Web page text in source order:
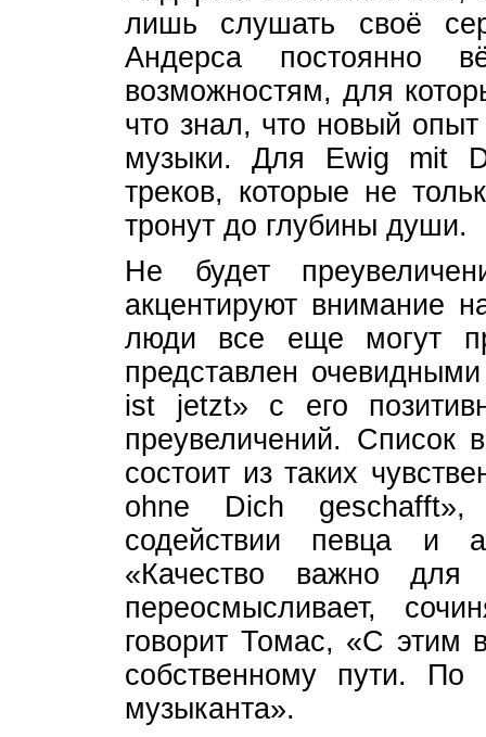
лишь слушать своё
Андерса
возможностям, для
что знал, что новый
музыки. Для Ewig mit
треков, которые не
тронут до глубины души.
Не будет
акцентируют внимание
люди все еще могут
представлен
ist jetzt» с его
преувеличений. Список
состоит из таких
ohne Dich
содействии певца и
«Качество важно
переосмысливает,
говорит Томас, «С этим
собственному пути. По
музыканта».